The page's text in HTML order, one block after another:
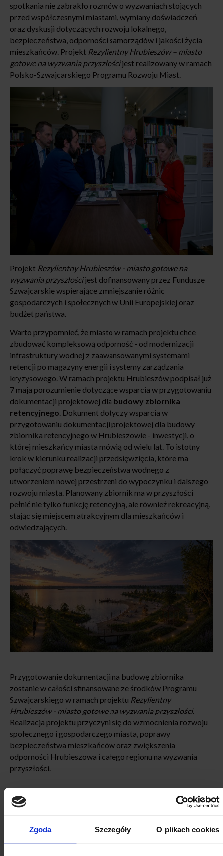
Zgoda Szczegóły O plikach cookies
spotkania nie zabrakło rozmów o wyzwaniach stojących
przed współczesnymi miastami, wymiany doświadczeń
oraz dyskusji dotyczących rozwoju lokalnego,
bezpieczeństwa, odporności samorządów i jakości życia
mieszkańców. Projekt Rezylientny Hrubieszów – miasto
gotowe na wyzwania przyszłościjest realizowany w ramach
Polsko-Szwajcarskiego Programu Rozwoju Miast.
Projekt Rezylientny Hrubieszów- miasto gotowe na
wyzwania przyszłościjest dofinansowany przez Fundusze
Szwajcarskie wspierające zmniejszanie różnic
gospodarczych i społecznych w Unii Europejskiej oraz
budżet państwa.
Warto przypomnieć, że miasto w ramach projektu chce
zbudować kompleksową odporność - od modernizacji
infrastruktury wodnej z zaawansowanymi systemami
retencji po magazyny energii i systemy zarządzania
kryzysowego. W ramach projektu Hrubieszów podpisał już
7 maja porozumienie dotyczące wsparcia w przygotowaniu
dokumentacji projektowej dla budowy zbiornika
retencyjnego. Dokument dotyczy wsparcia w
przygotowaniu dokumentacji projektowej dla budowy
zbiornika retencyjnego w Hrubieszowie - inwestycji, o
której mieszkańcy miasta mówią od wielu lat. To istotny
krok w kierunku realizacji przedsięwzięcia, które ma
połączyć poprawę bezpieczeństwa wodnego z
utworzeniem nowej przestrzeni do wypoczynku i dalszego
rozwoju miasta. Planowany zbiornik ma w przyszłości
pełnić nie tylko funkcję retencyjną, ale również rekreacyjną,
stając się miejscem atrakcyjnym dla mieszkańców i
odwiedzających.
Przygotowanie dokumentacji na budowę zbiornika
zostanie w całości sfinansowane ze środków Programu
Szwajcarskiego w ramach projektu Rezylientny
Hrubieszów - miasto gotowe na wyzwania przyszłości.
Realizacja projektu przyczyni się do wzmocnienia rozwoju
społecznego i gospodarczego miasta, poprawy
bezpieczeństwa mieszkańców oraz zwiększenia
odporności Hrubieszowa i całego regionu na wyzwania
przyszłości.
Więcej informacji